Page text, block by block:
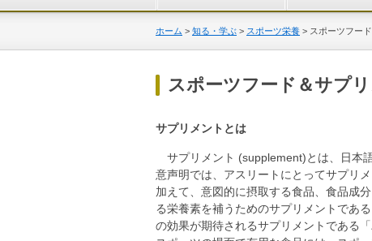
ホーム > 知る・学ぶ > スポーツ栄養 > スポーツフー
スポーツフード＆サプ
サプリメントとは
サプリメント (supplement)とは、日本
意声明では、アスリートにとってサプリ
加えて、意図的に摂取する食品、食品成
る栄養素を補うためのサプリメントであ
の効果が期待されるサプリメントである